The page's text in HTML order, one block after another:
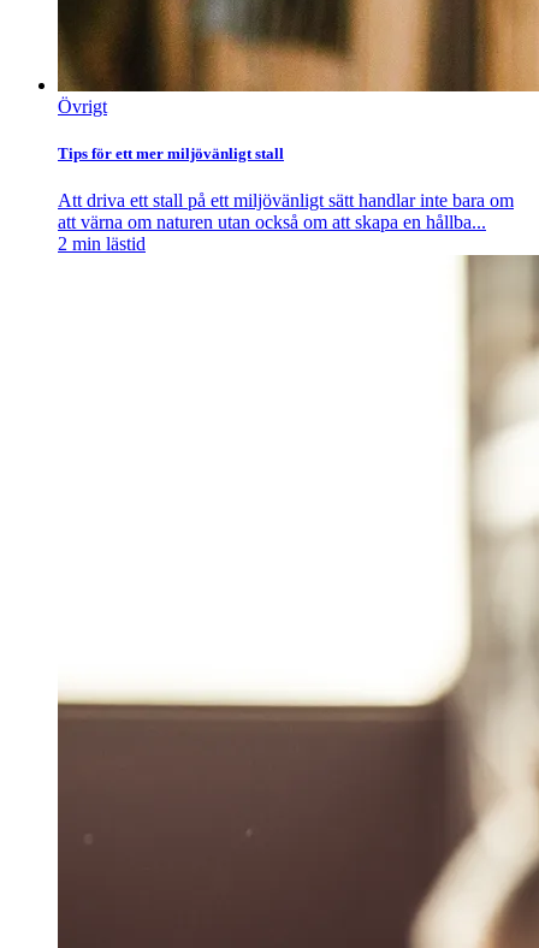
Övrigt
Tips för ett mer miljövänligt stall
Att driva ett stall på ett miljövänligt sätt handlar inte bara om
att värna om naturen utan också om att skapa en hållba...
2 min lästid